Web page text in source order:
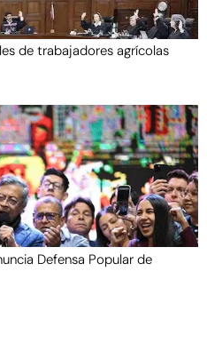
de trabajadores agrícolas
Defensa Popular de